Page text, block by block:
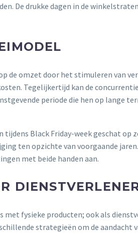
De drukke dagen in de
de omzet door het stimuleren van
Tegelijkertijd kan de
periode die hen op lange
Black Friday-week geschat op
ten opzichte van voorgaande
met beide handen aan.
met fysieke producten; ook als
strategieën om de